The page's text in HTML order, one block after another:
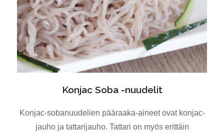
Konjac Soba -nuudelit
Konjac-sobanuudelien pääraaka-aineet ovat konjac-
jauho ja tattarijauho. Tattari on myös erittäin